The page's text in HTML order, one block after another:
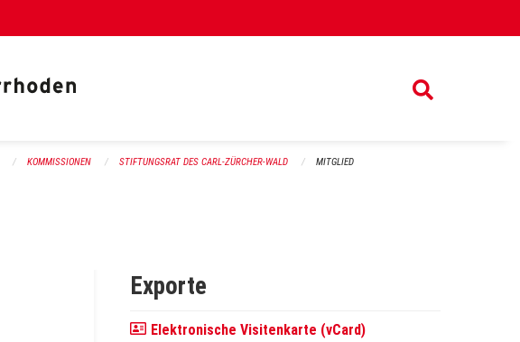
KOMMISSIONEN STIFTUNGSRAT DES CARL-ZÜRCHER-WALD MITGLIED
Exporte
Elektronische Visitenkarte (vCard)